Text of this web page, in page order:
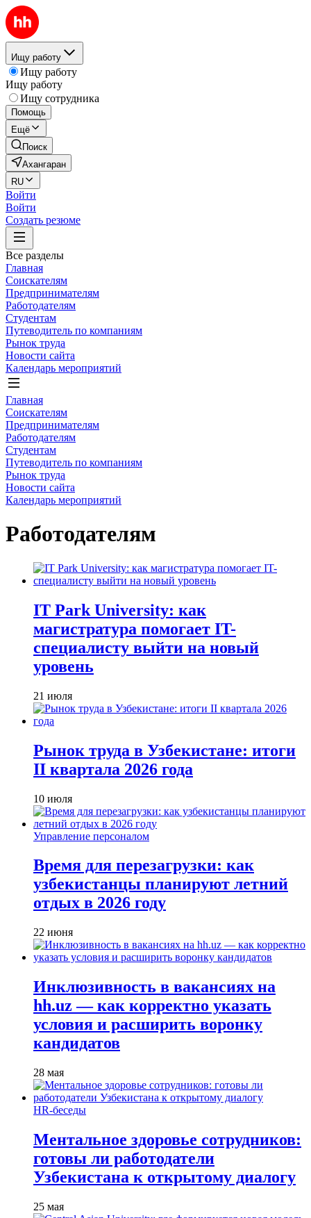
Ищу работу
Ищу работу
Ищу работу
Ищу сотрудника
Помощь
Ещё
Поиск
Ахангаран
RU
Войти
Войти
Создать резюме
Все разделы
Главная
Соискателям
Предпринимателям
Работодателям
Студентам
Путеводитель по компаниям
Рынок труда
Новости сайта
Календарь мероприятий
Главная
Соискателям
Предпринимателям
Работодателям
Студентам
Путеводитель по компаниям
Рынок труда
Новости сайта
Календарь мероприятий
Работодателям
IT Park University: как
магистратура помогает IT-
специалисту выйти на новый
уровень
21 июля
Рынок труда в Узбекистане: итоги
II квартала 2026 года
10 июля
Управление персоналом
Время для перезагрузки: как
узбекистанцы планируют летний
отдых в 2026 году
22 июня
Инклюзивность в вакансиях на
hh.uz — как корректно указать
условия и расширить воронку
кандидатов
28 мая
HR-беседы
Ментальное здоровье сотрудников:
готовы ли работодатели
Узбекистана к открытому диалогу
25 мая